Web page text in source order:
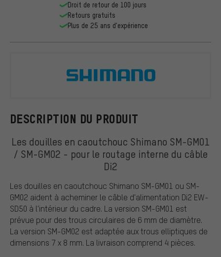
DESCRIPTION DU PRODUIT
Les douilles en caoutchouc Shimano SM-GM01
/ SM-GM02 - pour le routage interne du câble
Di2
Les douilles en caoutchouc Shimano SM-GM01 ou SM-
GM02 aident à acheminer le câble d'alimentation Di2 EW-
SD50 à l'intérieur du cadre. La version SM-GM01 est
prévue pour des trous circulaires de 6 mm de diamètre.
La version SM-GM02 est adaptée aux trous elliptiques de
dimensions 7 x 8 mm. La livraison comprend 4 pièces.
Droit de retour de 100 jours
Retours gratuits
Plus de 25 ans d'expérience
Shimano